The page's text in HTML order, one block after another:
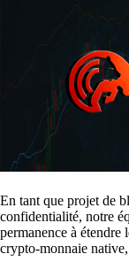
En tant que projet de
confidentialité, notre
permanence à étendre
crypto-monnaie